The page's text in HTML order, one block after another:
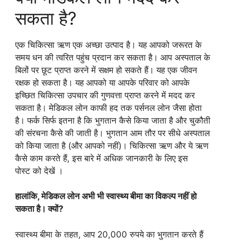
सकता है?
एक चिकित्सा ऋण एक अच्छा उत्पाद है। यह आपको जरूरत के
समय धन की त्वरित पहुंच प्रदान कर सकता है। आप अस्पताल के
बिलों पर छूट प्राप्त करने में सक्षम हो सकते हैं। यह एक जीवन
रक्षक हो सकता है। यह आपको या आपके परिवार को आपके
इच्छित चिकित्सा उपचार की गुणवत्ता प्राप्त करने में मदद कर
सकता है। मेडिकल लोन काफी हद तक पर्सनल लोन जैसा होता
है। फर्क सिर्फ इतना है कि भुगतान कैसे किया जाता है और चुकौती
की संरचना कैसे की जाती है। भुगतान आम तौर पर सीधे अस्पताल
को किया जाता है (और आपको नहीं)। चिकित्सा ऋण और ये ऋण
कैसे काम करते हैं, इस बारे में अधिक जानकारी के लिए इस
पोस्ट को देखें ।
हालांकि, मेडिकल लोन अभी भी स्वास्थ्य बीमा का विकल्प नहीं हो
सकता है।क्यों?
स्वास्थ्य बीमा के तहत, आप 20,000 रुपये का भुगतान करते हैं